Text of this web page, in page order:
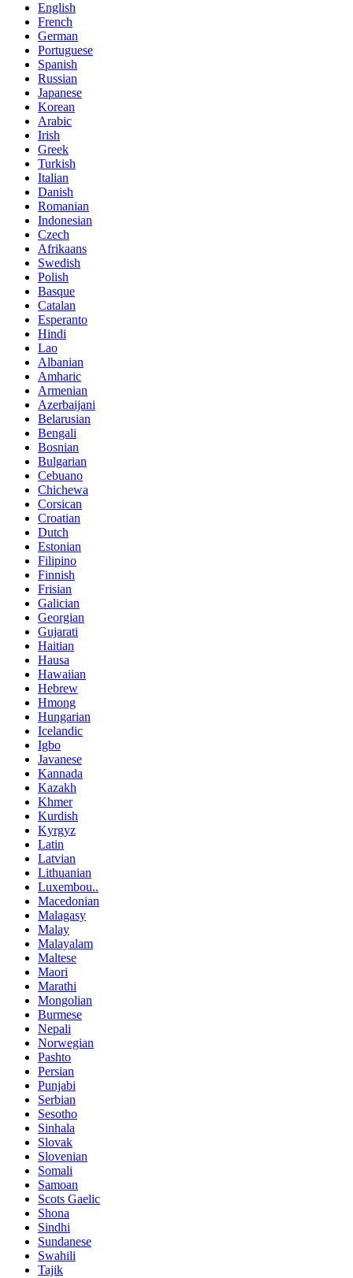
English
French
German
Portuguese
Spanish
Russian
Japanese
Korean
Arabic
Irish
Greek
Turkish
Italian
Danish
Romanian
Indonesian
Czech
Afrikaans
Swedish
Polish
Basque
Catalan
Esperanto
Hindi
Lao
Albanian
Amharic
Armenian
Azerbaijani
Belarusian
Bengali
Bosnian
Bulgarian
Cebuano
Chichewa
Corsican
Croatian
Dutch
Estonian
Filipino
Finnish
Frisian
Galician
Georgian
Gujarati
Haitian
Hausa
Hawaiian
Hebrew
Hmong
Hungarian
Icelandic
Igbo
Javanese
Kannada
Kazakh
Khmer
Kurdish
Kyrgyz
Latin
Latvian
Lithuanian
Luxembou..
Macedonian
Malagasy
Malay
Malayalam
Maltese
Maori
Marathi
Mongolian
Burmese
Nepali
Norwegian
Pashto
Persian
Punjabi
Serbian
Sesotho
Sinhala
Slovak
Slovenian
Somali
Samoan
Scots Gaelic
Shona
Sindhi
Sundanese
Swahili
Tajik